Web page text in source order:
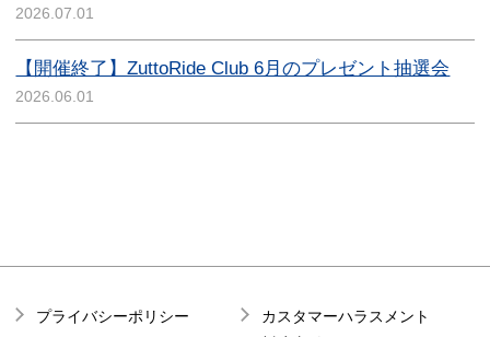
2026.07.01
【開催終了】ZuttoRide Club 6月のプレゼント抽選会
2026.06.01
プライバシーポリシー
カスタマーハラスメント